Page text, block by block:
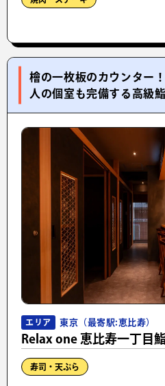
檜の一枚板のカウンター
人の個室も完備する高級
エリア 東京（最寄駅:恵比寿）
Relax one 恵比寿一丁目
寿司・天ぷら